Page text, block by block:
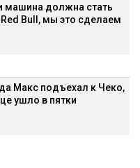
машина должна стать
Bull, мы это сделаем
Макс подъехал к Чеко,
ушло в пятки